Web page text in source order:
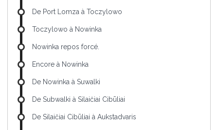
De Port Lomza à Toczylowo
Toczylowo à Nowinka
Nowinka repos forcé.
Encore à Nowinka
De Nowinka à Suwalki
De Subwalki à Silaičiai Cibūliai
De Silaičiai Cibūliai à Aukstadvaris